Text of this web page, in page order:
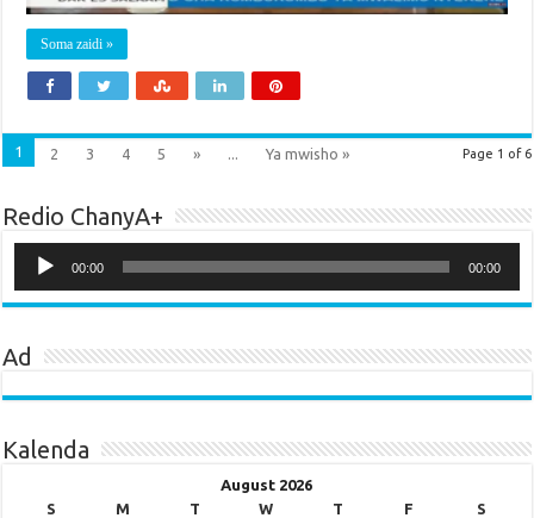
Soma zaidi »
Page 1 of 6
1 2 3 4 5 » ... Ya mwisho »
Redio ChanyA+
Player
00:00 00:00
Ad
Kalenda
August 2026
S
M T W T F
S